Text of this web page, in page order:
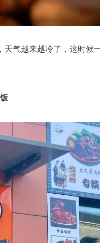
气越来越冷了，这时候